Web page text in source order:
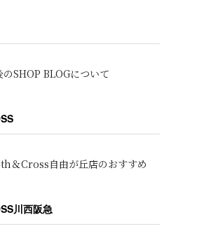
のSHOP BLOGについて
＆Cross自由が丘店のおすすめ
川西阪急